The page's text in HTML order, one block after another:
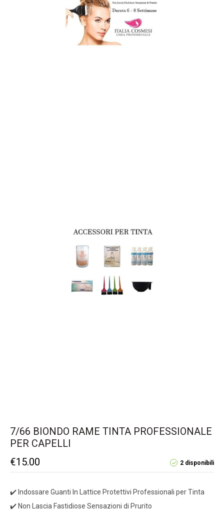
7/66 BIONDO RAME TINTA PROFESSIONALE
PER CAPELLI
2 disponibili
€15.00
✔️ Indossare Guanti In Lattice Protettivi Professionali per Tinta
✔️ Non Lascia Fastidiose Sensazioni di Prurito